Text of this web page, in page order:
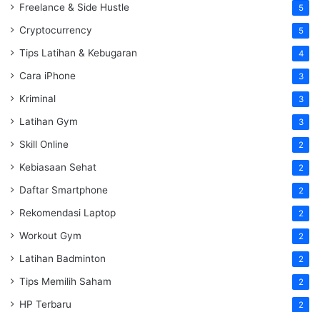
Freelance & Side Hustle 5
Cryptocurrency 5
Tips Latihan & Kebugaran 4
Cara iPhone 3
Kriminal 3
Latihan Gym 3
Skill Online 2
Kebiasaan Sehat 2
Daftar Smartphone 2
Rekomendasi Laptop 2
Workout Gym 2
Latihan Badminton 2
Tips Memilih Saham 2
HP Terbaru 2